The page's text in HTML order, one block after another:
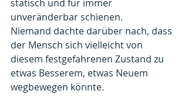
statisch und für immer
unveränderbar schienen.
Niemand dachte darüber nach, dass
der Mensch sich vielleicht von
diesem festgefahrenen Zustand zu
etwas Besserem, etwas Neuem
wegbewegen könnte.